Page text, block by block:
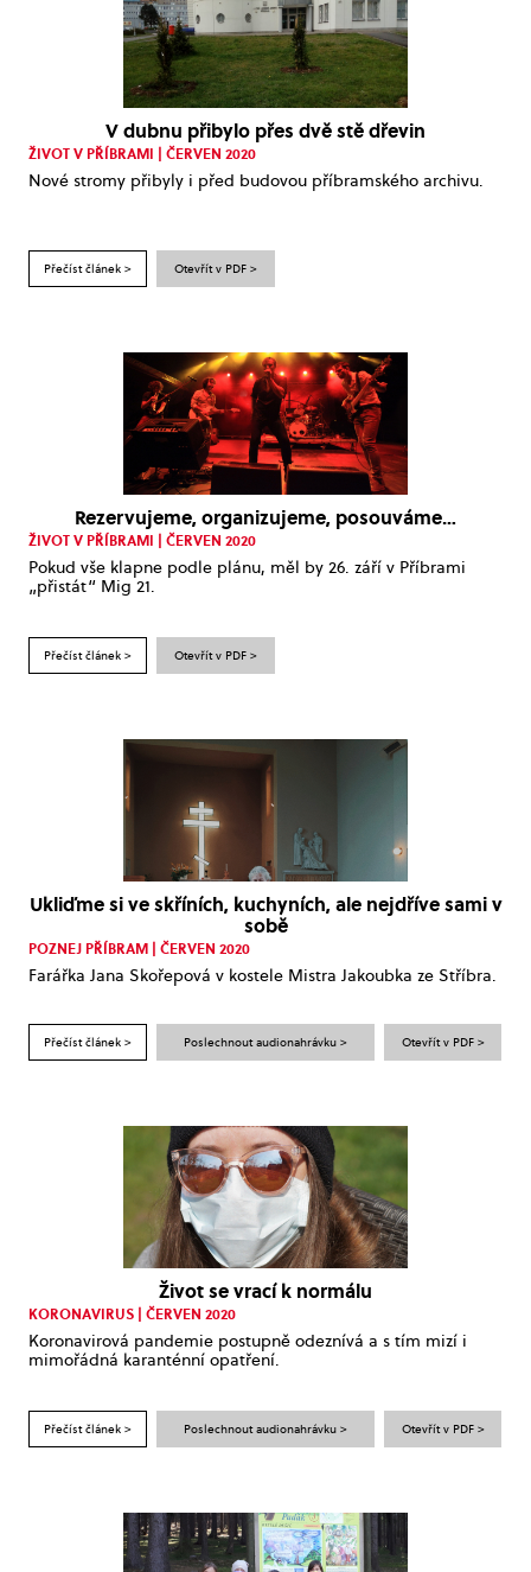
V dubnu přibylo přes dvě stě dřevin
ŽIVOT V PŘÍBRAMI | ČERVEN 2020
Nové stromy přibyly i před budovou příbramského archivu.
Přečíst článek > Otevřít v PDF >
Rezervujeme, organizujeme, posouváme…
ŽIVOT V PŘÍBRAMI | ČERVEN 2020
Pokud vše klapne podle plánu, měl by 26. září v Příbrami
„přistát“ Mig 21.
Přečíst článek > Otevřít v PDF >
Ukliďme si ve skříních, kuchyních, ale nejdříve sami v
sobě
POZNEJ PŘÍBRAM | ČERVEN 2020
Farářka Jana Skořepová v kostele Mistra Jakoubka ze Stříbra.
Přečíst článek > Poslechnout audionahrávku > Otevřít v PDF >
Život se vrací k normálu
KORONAVIRUS | ČERVEN 2020
Koronavirová pandemie postupně odeznívá a s tím mizí i
mimořádná karanténní opatření.
Přečíst článek > Poslechnout audionahrávku > Otevřít v PDF >